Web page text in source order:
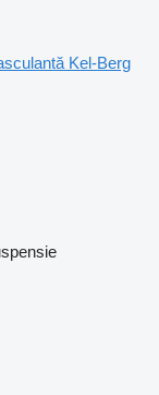
Kel-Berg